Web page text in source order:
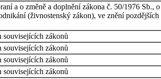
a o změně a doplnění zákona č. 50/1976 Sb.,
(živnostenský zákon), ve znění
souvisejících zákonů
souvisejících zákonů
souvisejících zákonů
souvisejících zákonů